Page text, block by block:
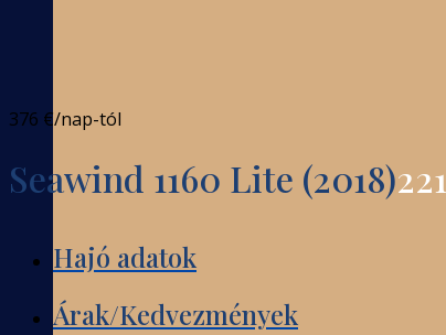
376 €/nap-tól
Seawind 1160 Lite (2018)221
Hajó adatok
Árak/Kedvezmények